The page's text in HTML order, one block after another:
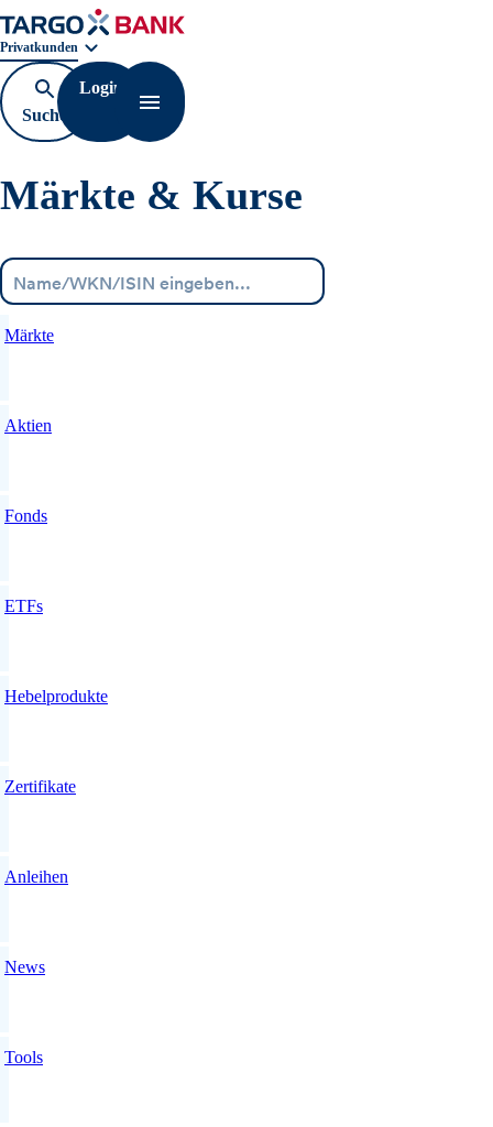
Geschäftsbereichnavigation. Aktuelle Auswahl:
Privatkunden
Suche
öffnen
Login
Navigation öffnen
Märkte & Kurse
Märkte
Aktien
Fonds
ETFs
Hebelprodukte
Zertifikate
Anleihen
News
Tools